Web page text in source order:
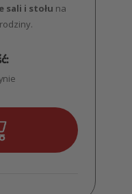
sali i stołu na